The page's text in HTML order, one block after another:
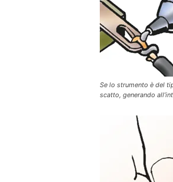
Se lo strumento è del
scatto, generando